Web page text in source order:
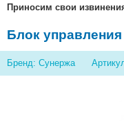
Приносим свои
Блок
Бренд: Сунержа